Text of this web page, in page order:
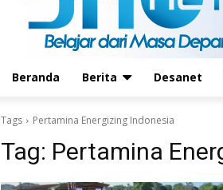
Beranda Berita Desanet
Tags Pertamina Energizing Indonesia
Tag: Pertamina